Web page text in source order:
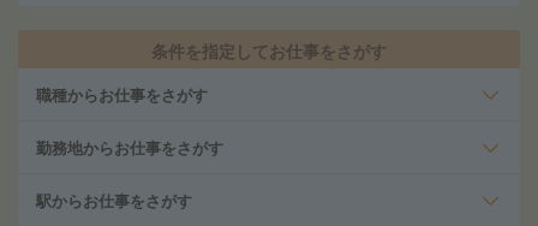
条件を指定してお仕事をさがす
職種からお仕事をさがす
勤務地からお仕事をさがす
駅からお仕事をさがす